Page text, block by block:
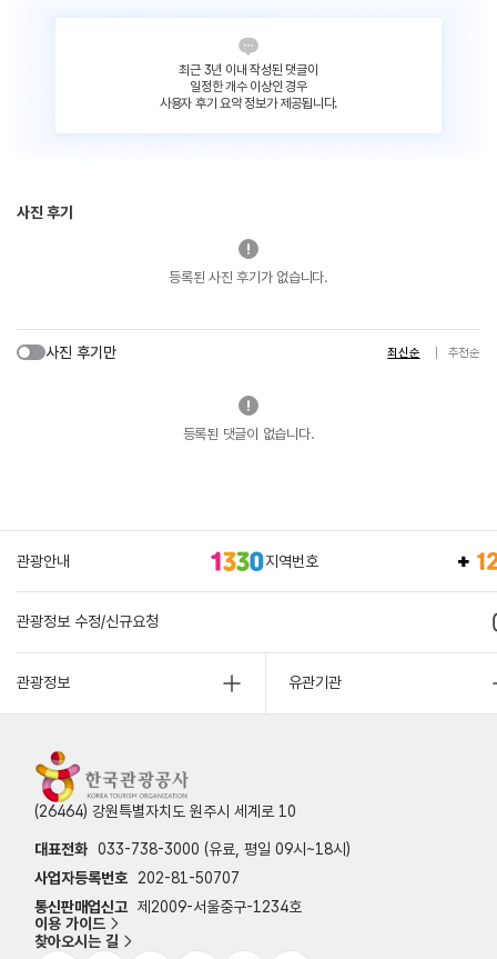
최근 3년 이내 작성된 댓글이
일정한 개수 이상인 경우
사용자 후기 요약 정보가 제공됩니다.
사진 후기
등록된 사진 후기가 없습니다.
사진 후기만 최신순 추천순
등록된 댓글이 없습니다.
관광안내 지역번호
관광정보 수정/신규요청
관광정보 유관기관
(26464) 강원특별자치도 원주시 세계로 10
대표전화 033-738-3000 (유료, 평일 09시~18시)
사업자등록번호
202-81-50707
통신판매업신고 제2009-서울중구-1234호
이용 가이드
찾아오시는 길